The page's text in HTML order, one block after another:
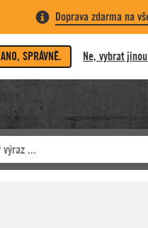
Doprava zdarma na
ANO, SPRÁVNĚ. Ne, vybrat